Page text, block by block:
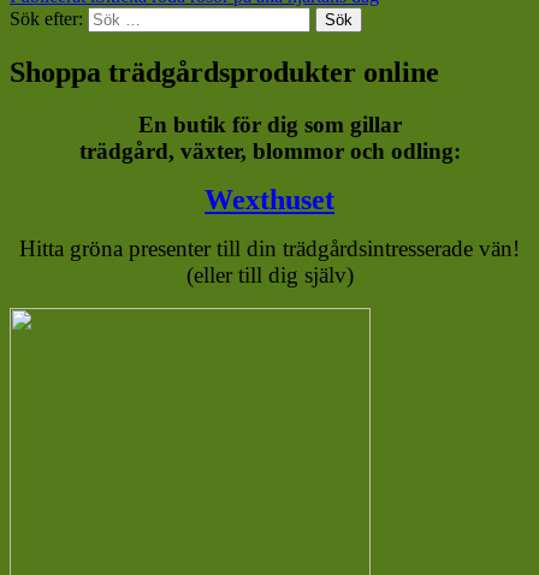
Sök efter:
Sök
Shoppa trädgårdsprodukter online
En butik för dig som gillar
trädgård, växter, blommor och odling:
Wexthuset
Hitta gröna presenter till din trädgårdsintresserade vän!
(eller till dig själv)